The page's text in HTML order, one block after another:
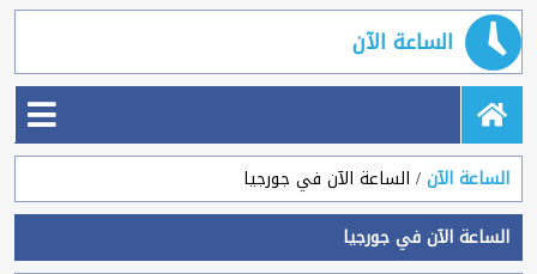
الساعة الآن
الساعة الآن الساعة الآن في جورجيا
الساعة الآن في جورجيا